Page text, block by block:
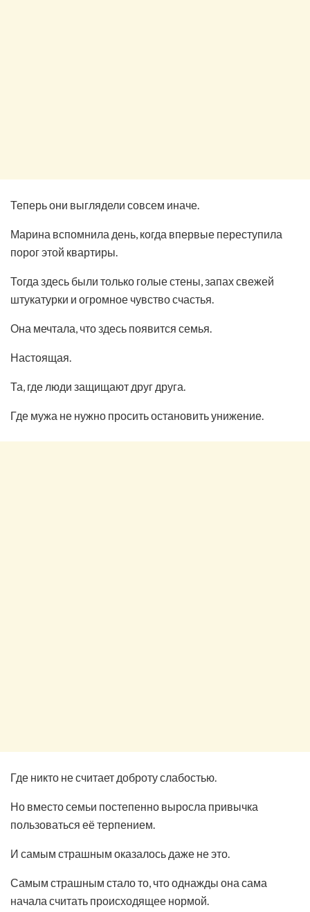
Теперь они выглядели совсем иначе.
Марина вспомнила день, когда впервые переступила
порог этой квартиры.
Тогда здесь были только голые стены, запах свежей
штукатурки и огромное чувство счастья.
Она мечтала, что здесь появится семья.
Настоящая.
Та, где люди защищают друг друга.
Где мужа не нужно просить остановить унижение.
Где никто не считает доброту слабостью.
Но вместо семьи постепенно выросла привычка
пользоваться её терпением.
И самым страшным оказалось даже не это.
Самым страшным стало то, что однажды она сама
начала считать происходящее нормой.